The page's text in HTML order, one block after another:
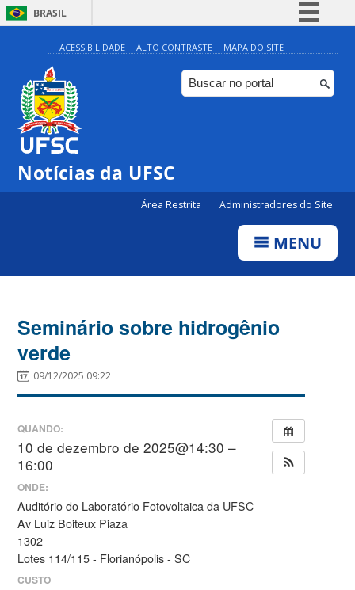
BRASIL
Simplifique!
Comunica BR
Participe
ACESSIBILIDADE ALTO CONTRASTE MAPA DO SITE
Notícias da UFSC
Área Restrita Administradores do Site
MENU
Seminário sobre hidrogênio
verde
09/12/2025 09:22
QUANDO:
10 de dezembro de 2025@14:30 –
16:00
ONDE:
Auditório do Laboratório Fotovoltaica da UFSC
Av Luiz Boiteux Piaza
1302
Lotes 114/115 - Florianópolis - SC
CUSTO